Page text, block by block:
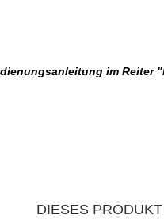
im Reiter
DIESES